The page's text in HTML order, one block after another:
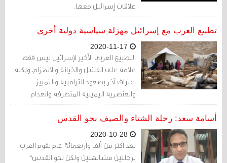
علاقات إسرائيل معها.
تطبيع العرب مع إسرائيل مهزلة سياسية دولية أخرى
التطبيع العربي الأخير لإسرائيل ليس فقط
علامة على الفشل والخيانة والانهزام، ولكنه
اعتراف آخر بصعود الترامبية والتمييز
والعنصرية اليمينية المتطرفة وانعدام
المساواة والفصل العنصري العالمي في
جميع أنحاء العالم.
أسامة سعد: رحلة الشتاء والصيف نحو القدس
بعد أكثر من ألف وأربعمائة عام يقوم العرب
برحلتين مشابهتين ولكن نحو القدس"